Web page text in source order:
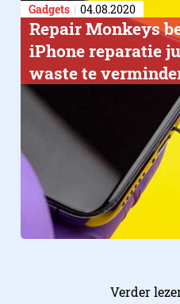
Gadgets 04.08.2020
​Repair Monkeys
iPhone reparatie
waste te
Verder